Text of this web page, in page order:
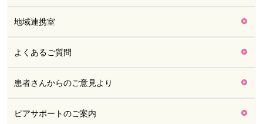
地域連携室
よくあるご質問
患者さんからのご意見より
ピアサポートのご案内